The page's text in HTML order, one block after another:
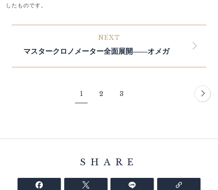
したものです。
NEXT
マスタークロノメーター全面展開――オメガ
1 2 3
SHARE